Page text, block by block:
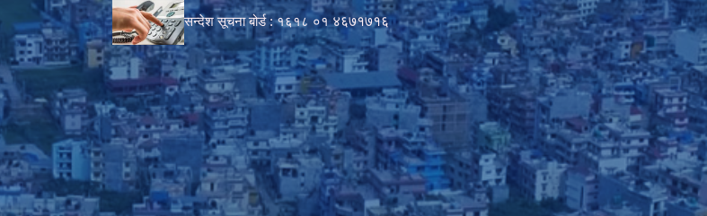
सन्देश सूचना बोर्ड : १६१८ ०१४६७१७१६